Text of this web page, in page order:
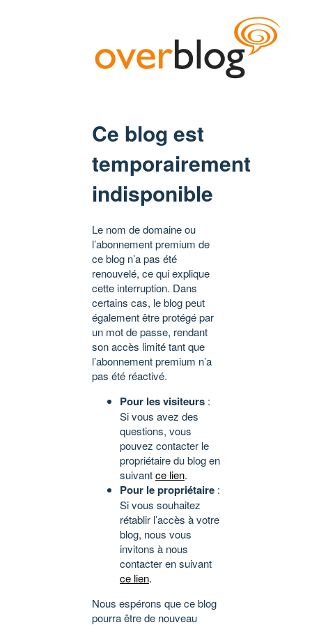
Ce blog est
temporairement
indisponible
Le nom de domaine ou
l’abonnement premium de
ce blog n’a pas été
renouvelé, ce qui explique
cette interruption. Dans
certains cas, le blog peut
également être protégé par
un mot de passe, rendant
son accès limité tant que
l’abonnement premium n’a
pas été réactivé.
Pour les visiteurs :
Si vous avez des
questions, vous
pouvez contacter le
propriétaire du blog en
suivantce lien.
Pour le propriétaire :
Si vous souhaitez
rétablir l’accès à votre
blog, nous vous
invitons à nous
contacter en suivant
ce lien.
Nous espérons que ce blog
pourra être de nouveau